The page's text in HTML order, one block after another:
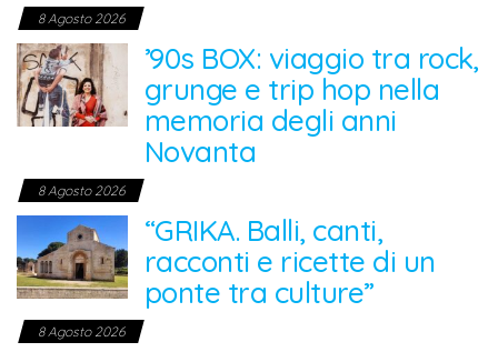
8 Agosto 2026
’90s BOX: viaggio tra rock,
grunge e trip hop nella
memoria degli anni
Novanta
8 Agosto 2026
“GRIKA. Balli, canti,
racconti e ricette di un
ponte tra culture”
8 Agosto 2026